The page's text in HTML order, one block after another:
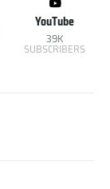
YouTube
39K
SUBSCRIBERS